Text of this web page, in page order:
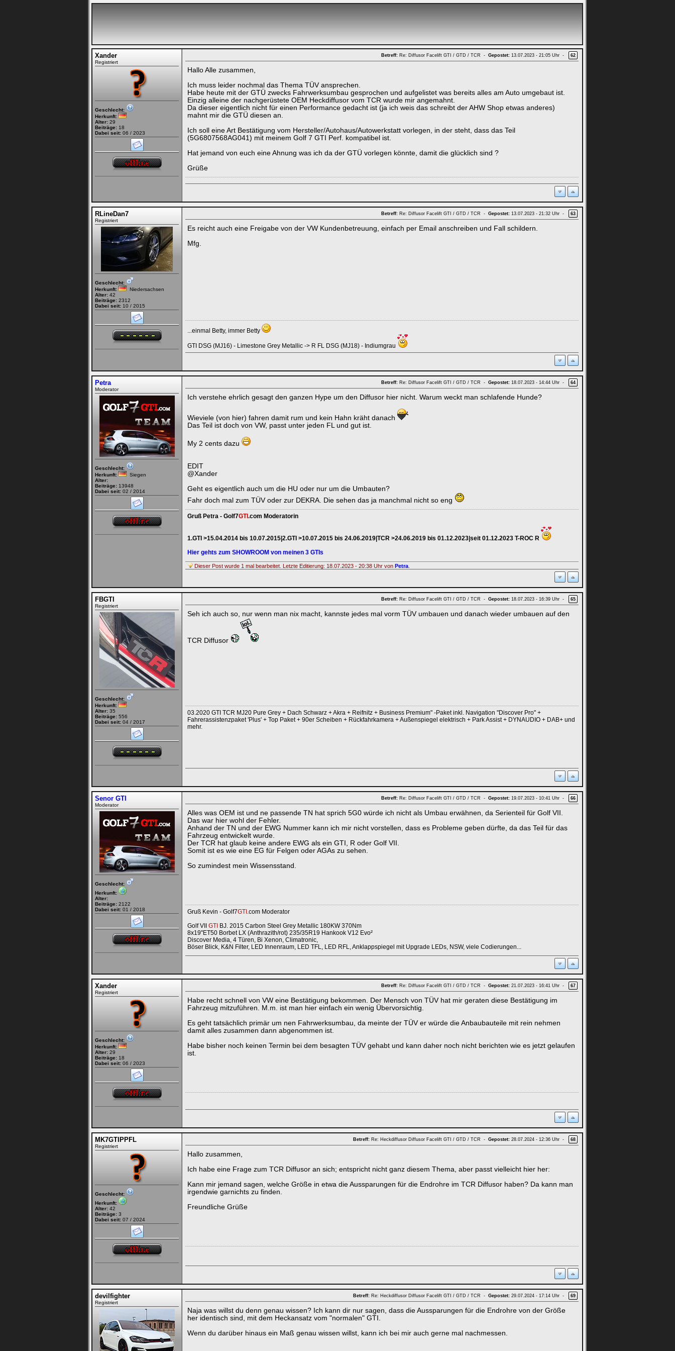
Xander
Registriert
Geschlecht:
Herkunft:
Alter: 29
Beiträge: 18
Dabei seit: 06 / 2023
Betreff: Re: Diffusor Facelift GTI / GTD / TCR - Gepostet: 13.07.2023 - 21:05 Uhr - 62
Hallo Alle zusammen,
Ich muss leider nochmal das Thema TÜV ansprechen.
Habe heute mit der GTÜ zwecks Fahrwerksumbau gesprochen und aufgelistet was bereits alles am Auto umgebaut ist.
Einzig alleine der nachgerüstete OEM Heckdiffusor vom TCR wurde mir angemahnt.
Da dieser eigentlich nicht für einen Performance gedacht ist (ja ich weis das schreibt der AHW Shop etwas anderes)
mahnt mir die GTÜ diesen an.
Ich soll eine Art Bestätigung vom Hersteller/Autohaus/Autowerkstatt vorlegen, in der steht, dass das Teil
(5G6807568AG041) mit meinem Golf 7 GTI Perf. kompatibel ist.
Hat jemand von euch eine Ahnung was ich da der GTÜ vorlegen könnte, damit die glücklich sind ?
Grüße
RLineDan7
Registriert
Geschlecht:
Herkunft:
Niedersachsen
Alter: 42
Beiträge: 2312
Dabei seit: 10 / 2015
Betreff: Re: Diffusor Facelift GTI / GTD / TCR - Gepostet: 13.07.2023 - 21:32 Uhr - 63
Es reicht auch eine Freigabe von der VW Kundenbetreuung, einfach per Email anschreiben und Fall schildern.
Mfg.
...einmal Betty, immer Betty
GTI DSG (MJ16) - Limestone Grey Metallic -> R FL DSG (MJ18) - Indiumgrau
Petra
Moderator
Geschlecht:
Herkunft:
Siegen
Alter:
Beiträge: 13948
Dabei seit: 02 / 2014
Betreff: Re: Diffusor Facelift GTI / GTD / TCR - Gepostet: 18.07.2023 - 14:44 Uhr - 64
Ich verstehe ehrlich gesagt den ganzen Hype um den Diffusor hier nicht. Warum weckt man schlafende Hunde?
Wieviele (von hier) fahren damit rum und kein Hahn kräht danach
Das Teil ist doch von VW, passt unter jeden FL und gut ist.
My 2 cents dazu
EDIT
@Xander
Geht es eigentlich auch um die HU oder nur um die Umbauten?
Fahr doch mal zum TÜV oder zur DEKRA. Die sehen das ja manchmal nicht so eng
Gruß Petra - Golf7GTI.com Moderatorin
1.GTI >15.04.2014 bis 10.07.2015|2.GTI >10.07.2015 bis 24.06.2019|TCR >24.06.2019 bis 01.12.2023|seit 01.12.2023 T-ROC R
Hier gehts zum SHOWROOM von meinen 3 GTIs
Dieser Post wurde 1 mal bearbeitet. Letzte Editierung: 18.07.2023 - 20:38 Uhr von Petra
FBGTI
Registriert
Geschlecht:
Herkunft:
Alter: 35
Beiträge: 556
Dabei seit: 04 / 2017
Betreff: Re: Diffusor Facelift GTI / GTD / TCR - Gepostet: 18.07.2023 - 16:39 Uhr - 65
Seh ich auch so, nur wenn man nix macht, kannste jedes mal vorm TÜV umbauen und danach wieder umbauen auf den
TCR Diffusor
03.2020 GTI TCR MJ20 Pure Grey + Dach Schwarz + Akra + Reifnitz + Business Premium" -Paket inkl. Navigation "Discover Pro" +
Fahrerassistenzpaket 'Plus' + Top Paket + 90er Scheiben + Rückfahrkamera + Außenspiegel elektrisch + Park Assist + DYNAUDIO + DAB+ und
mehr.
Senor GTI
Moderator
Geschlecht:
Herkunft:
Alter:
Beiträge: 2122
Dabei seit: 01 / 2018
Betreff: Re: Diffusor Facelift GTI / GTD / TCR - Gepostet: 19.07.2023 - 10:41 Uhr - 66
Alles was OEM ist und ne passende TN hat sprich 5G0 würde ich nicht als Umbau erwähnen, da Serienteil für Golf VII.
Das war hier wohl der Fehler.
Anhand der TN und der EWG Nummer kann ich mir nicht vorstellen, dass es Probleme geben dürfte, da das Teil für das
Fahrzeug entwickelt wurde.
Der TCR hat glaub keine andere EWG als ein GTI, R oder Golf VII.
Somit ist es wie eine EG für Felgen oder AGAs zu sehen.
So zumindest mein Wissensstand.
Gruß Kevin - Golf7GTI .com Moderator
Golf VII GTI BJ. 2015 Carbon Steel Grey Metallic 180KW 370Nm
8x19"ET50 Borbet LX (Anthrazith/rot) 235/35R19 Hankook V12 Evo²
Discover Media, 4 Türen, Bi Xenon, Climatronic,
Böser Blick, K&N Filter, LED Innenraum, LED TFL, LED RFL, Anklappspiegel mit Upgrade LEDs, NSW, viele Codierungen...
Xander
Registriert
Geschlecht:
Herkunft:
Alter: 29
Beiträge: 18
Dabei seit: 06 / 2023
Betreff: Re: Diffusor Facelift GTI / GTD / TCR - Gepostet: 21.07.2023 - 16:41 Uhr - 67
Habe recht schnell von VW eine Bestätigung bekommen. Der Mensch von TÜV hat mir geraten diese Bestätigung im
Fahrzeug mitzuführen. M.m. ist man hier einfach ein wenig Übervorsichtig.
Es geht tatsächlich primär um nen Fahrwerksumbau, da meinte der TÜV er würde die Anbaubauteile mit rein nehmen
damit alles zusammen dann abgenommen ist.
Habe bisher noch keinen Termin bei dem besagten TÜV gehabt und kann daher noch nicht berichten wie es jetzt gelaufen
ist.
MK7GTIPPFL
Registriert
Geschlecht:
Herkunft:
Alter: 42
Beiträge: 3
Dabei seit: 07 / 2024
Betreff: Re: Heckdiffusor Diffusor Facelift GTI / GTD / TCR - Gepostet: 28.07.2024 - 12:36 Uhr - 68
Hallo zusammen,
Ich habe eine Frage zum TCR Diffusor an sich; entspricht nicht ganz diesem Thema, aber passt vielleicht hier her:
Kann mir jemand sagen, welche Größe in etwa die Aussparungen für die Endrohre im TCR Diffusor haben? Da kann man
irgendwie garnichts zu finden.
Freundliche Grüße
devilfighter
Registriert
Betreff: Re: Heckdiffusor Diffusor Facelift GTI / GTD / TCR - Gepostet: 29.07.2024 - 17:14 Uhr - 69
Naja was willst du denn genau wissen? Ich kann dir nur sagen, dass die Aussparungen für die Endrohre von der Größe
her identisch sind, mit dem Heckansatz vom "normalen" GTI.
Wenn du darüber hinaus ein Maß genau wissen willst, kann ich bei mir auch gerne mal nachmessen.